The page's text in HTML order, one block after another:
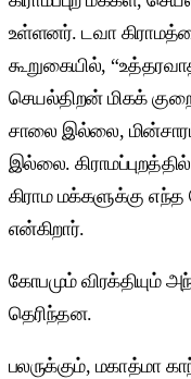
உள்ளனர். டவா
கூறுகையில்,
செயல்திறன் மிகக்
சாலை இல்லை,
இல்லை.
கிராம மக்களுக்கு
என்கிறார்.
கோபமும் விரக்தியும்
தெரிந்தன.
பலருக்கும், மகாத்மா